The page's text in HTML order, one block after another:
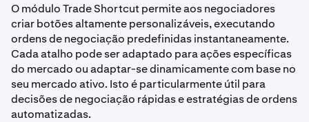
O módulo Trade Shortcut permite aos negociadores
criar botões altamente personalizáveis, executando
ordens de negociação predefinidas instantaneamente.
Cada atalho pode ser adaptado para ações específicas
do mercado ou adaptar-se dinamicamente com base no
seu mercado ativo. Isto é particularmente útil para
decisões de negociação rápidas e estratégias de ordens
automatizadas.